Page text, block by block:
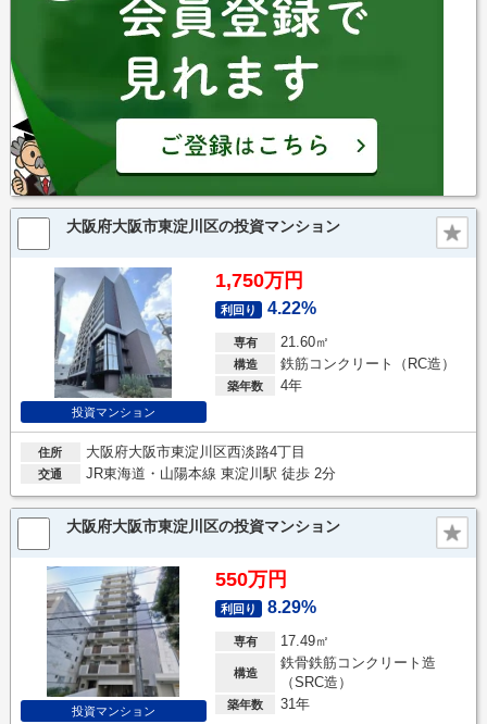
大阪府大阪市東淀川区の投資マンション
投資マンション
1,750万円
利回り 4.22%
専有 21.60㎡
構造 鉄筋コンクリート（RC造）
築年数 4年
住所 大阪府大阪市東淀川区西淡路4丁目
交通 JR東海道・山陽本線 東淀川駅 徒歩 2分
大阪府大阪市東淀川区の投資マンション
投資マンション
550万円
利回り 8.29%
専有 17.49㎡
構造
鉄骨鉄筋コンクリート造
（SRC造）
築年数 31年